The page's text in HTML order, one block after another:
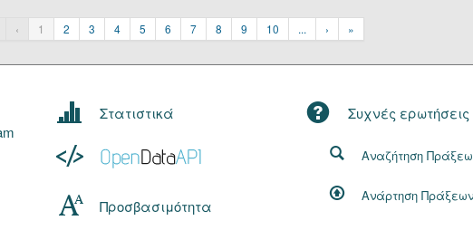
‹ 1 2 3 4 5 6 7 8 9 10 ... › »
Στατιστικά
Προσβασιμότητα
Συχνές ερωτήσεις
Αναζήτηση
Ανάρτηση Πράξεων